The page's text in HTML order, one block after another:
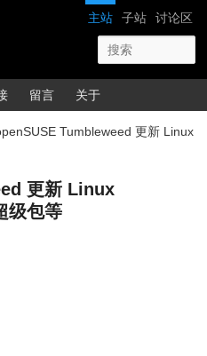
网站导航
主站 子站 讨论区
留言 关于
Tumbleweed 更新 Linux
更新 Linux
级包等